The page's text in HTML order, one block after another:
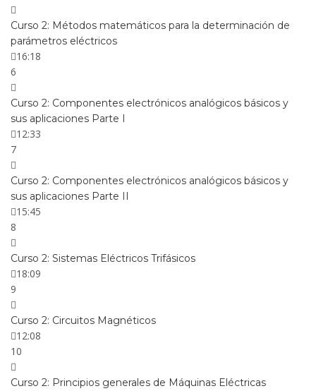
Curso 2: Métodos matemáticos para la determinación de
parámetros eléctricos
16:18
6
Curso 2: Componentes electrónicos analógicos básicos y
sus aplicaciones Parte I
12:33
7
Curso 2: Componentes electrónicos analógicos básicos y
sus aplicaciones Parte II
15:45
8
Curso 2: Sistemas Eléctricos Trifásicos
18:09
9
Curso 2: Circuitos Magnéticos
12:08
10
Curso 2: Principios generales de Máquinas Eléctricas